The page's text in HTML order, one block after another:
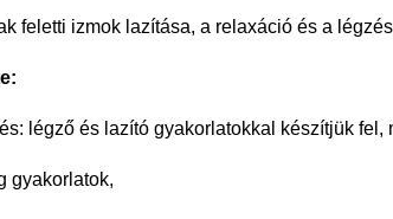
feletti izmok lazítása, a relaxáció és a
légző és lazító gyakorlatokkal készítjük
gyakorlatok,